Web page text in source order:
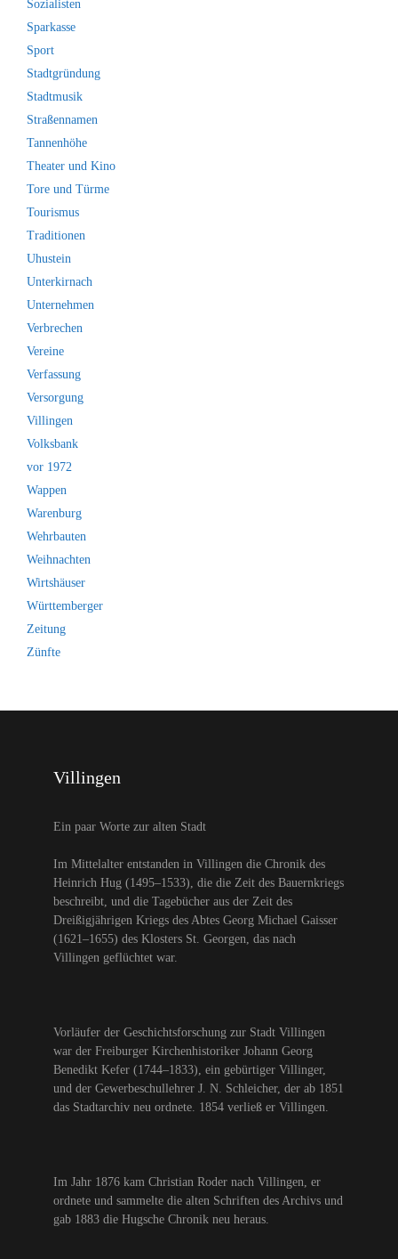
Sozialisten
Sparkasse
Sport
Stadtgründung
Stadtmusik
Straßennamen
Tannenhöhe
Theater und Kino
Tore und Türme
Tourismus
Traditionen
Uhustein
Unterkirnach
Unternehmen
Verbrechen
Vereine
Verfassung
Versorgung
Villingen
Volksbank
vor 1972
Wappen
Warenburg
Wehrbauten
Weihnachten
Wirtshäuser
Württemberger
Zeitung
Zünfte
Villingen
Ein paar Worte zur alten Stadt
Im Mittelalter entstanden in Villingen die Chronik des
Heinrich Hug (1495–1533), die die Zeit des Bauernkriegs
beschreibt, und die Tagebücher aus der Zeit des
Dreißigjährigen Kriegs des Abtes Georg Michael Gaisser
(1621–1655) des Klosters St. Georgen, das nach
Villingen geflüchtet war.
Vorläufer der Geschichtsforschung zur Stadt Villingen
war der Freiburger Kirchenhistoriker Johann Georg
Benedikt Kefer (1744–1833), ein gebürtiger Villinger,
und der Gewerbeschullehrer J. N. Schleicher, der ab 1851
das Stadtarchiv neu ordnete. 1854 verließ er Villingen.
Im Jahr 1876 kam Christian Roder nach Villingen, er
ordnete und sammelte die alten Schriften des Archivs und
gab 1883 die Hugsche Chronik neu heraus.